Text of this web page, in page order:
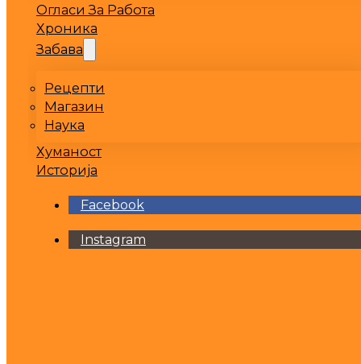
Огласи За Работа
Хроника
Забава
Рецепти
Магазин
Наука
Хуманост
Историја
Facebook
Instagram